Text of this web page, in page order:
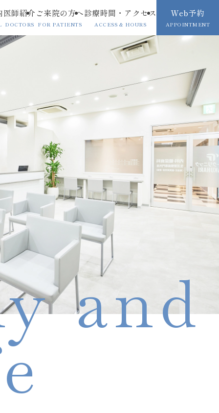
医師紹介
DOCTORS
ご来院の方へ
FOR PATIENTS
診療時間・アクセス
ACCESS & HOURS
Web予約
APPOINTMENT
and